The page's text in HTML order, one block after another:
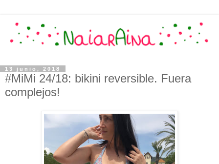
13 junio, 2018
#MiMi 24/18: bikini reversible. Fuera
complejos!